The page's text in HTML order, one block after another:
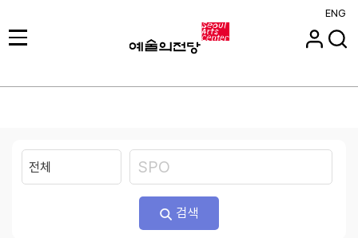
ENG
검색